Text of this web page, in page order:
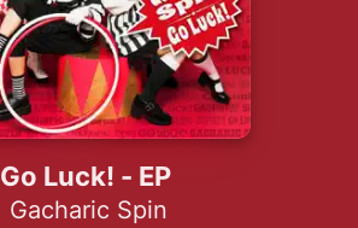
Go Luck! - EP
Gacharic Spin